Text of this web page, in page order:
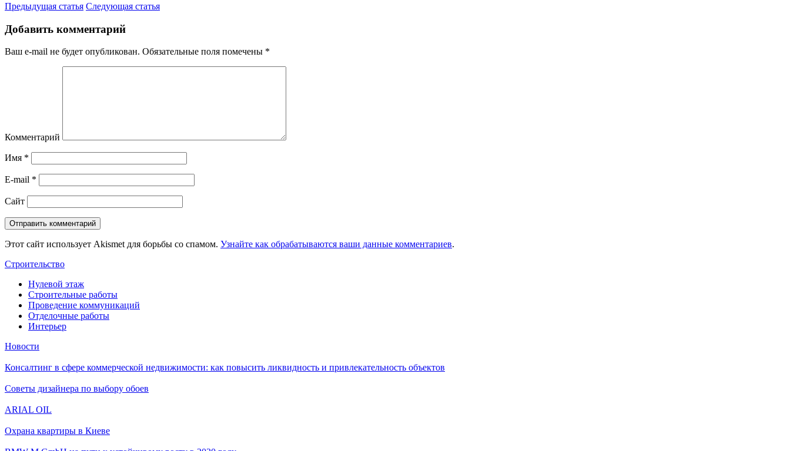
Предыдущая статья Следующая статья
Добавить комментарий
Ваш e-mail не будет опубликован. Обязательные поля помечены *
Комментарий
Имя *
E-mail *
Сайт
Этот сайт использует Akismet для борьбы со спамом. Узнайте как обрабатываются ваши данные комментариев.
Строительство
Нулевой этаж
Строительные работы
Проведение коммуникаций
Отделочные работы
Интерьер
Новости
Консалтинг в сфере коммерческой недвижимости: как повысить ликвидность и привлекательность объектов
Советы дизайнера по выбору обоев
ARIAL OIL
Охрана квартиры в Киеве